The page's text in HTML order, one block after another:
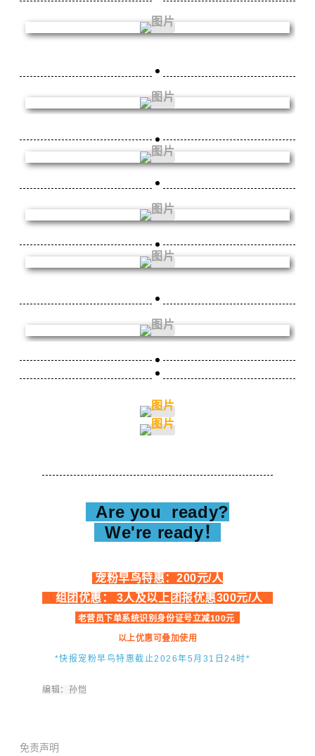
Are you ready?
We're ready！
宠粉早鸟特惠：200元/人
组团优惠： 3人及以上团报优惠300元/人
老营员下单系统识别身份证号立减100元
以上优惠可叠加使用
*快报宠粉早鸟特惠截止2026年5月31日24时*
编辑：孙恺
免责声明